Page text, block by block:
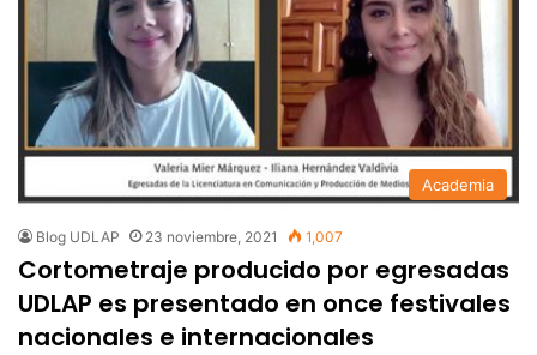
Academia
Blog UDLAP 23 noviembre, 2021 1,007
Cortometraje producido por egresadas
UDLAP es presentado en once festivales
nacionales e internacionales